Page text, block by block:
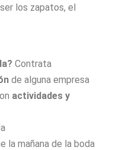
los zapatos, el
Contrata
de alguna empresa
actividades y
la mañana de la boda